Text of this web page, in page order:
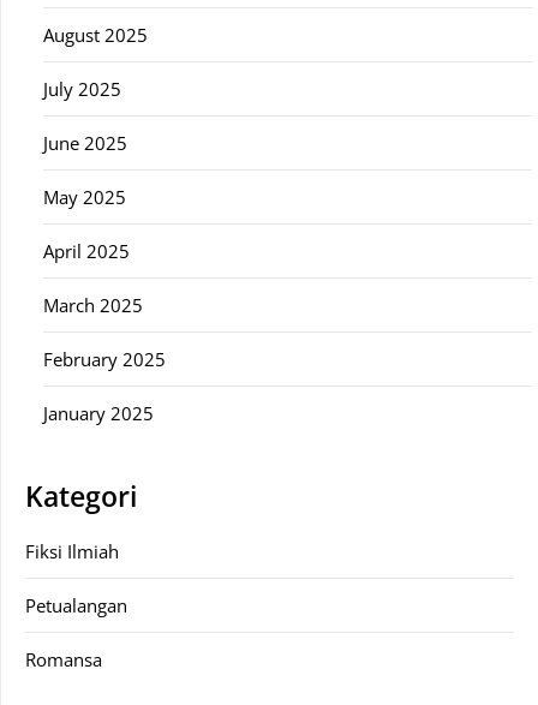
August 2025
July 2025
June 2025
May 2025
April 2025
March 2025
February 2025
January 2025
Kategori
Fiksi Ilmiah
Petualangan
Romansa